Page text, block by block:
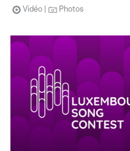
Vidéo Photos